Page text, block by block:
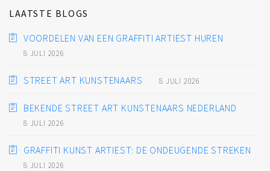
LAATSTE BLOGS
VOORDELEN VAN EEN GRAFFITI ARTIEST HUREN
8 JULI 2026
STREET ART KUNSTENAARS 8 JULI 2026
BEKENDE STREET ART KUNSTENAARS NEDERLAND
8 JULI 2026
GRAFFITI KUNST ARTIEST: DE ONDEUGENDE STREKEN
8 JULI 2026